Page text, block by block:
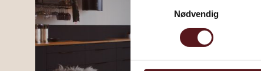
Nødvendig